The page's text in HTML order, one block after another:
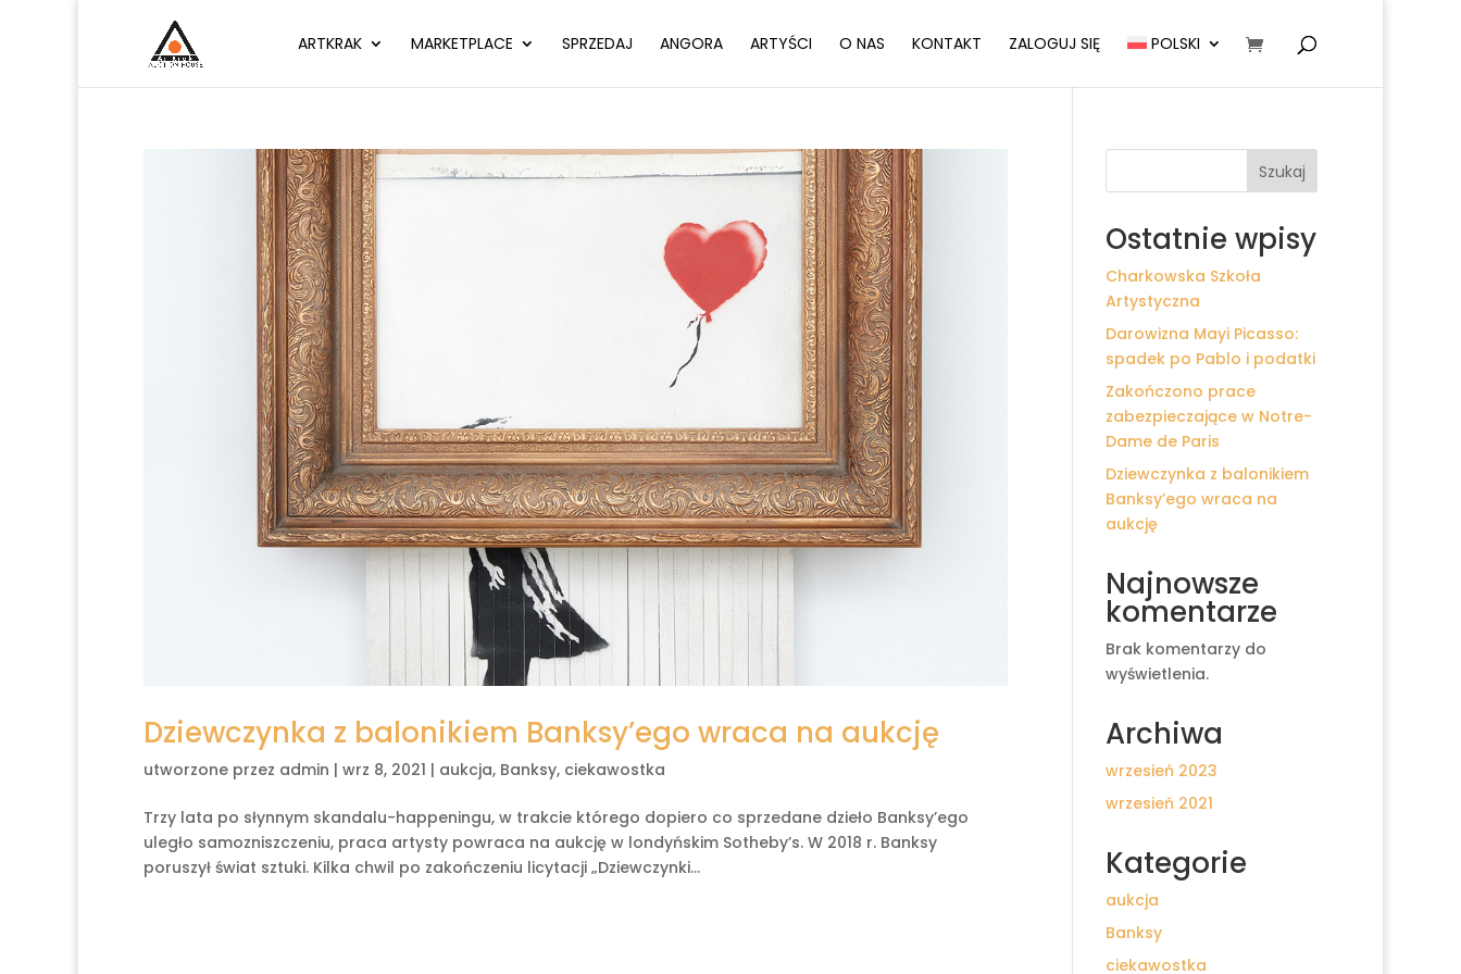
ARTKRAK MARKETPLACE SPRZEDAJ ANGORA ARTYŚCI O NAS KONTAKT ZALOGUJ SIĘ POLSKI
Dziewczynka z balonikiem Banksy’ego wraca na aukcję
utworzone przez admin | wrz 8, 2021 | aukcja, Banksy, ciekawostka
Trzy lata po słynnym skandalu-happeningu, w trakcie którego dopiero co sprzedane dzieło Banksy’ego
uległo samozniszczeniu, praca artysty powraca na aukcję w londyńskim Sotheby’s. W 2018 r. Banksy
poruszył świat sztuki. Kilka chwil po zakończeniu licytacji „Dziewczynki...
Szukaj
Ostatnie wpisy
Charkowska Szkoła
Artystyczna
Darowizna Mayi Picasso:
spadek po Pablo i podatki
Zakończono prace
zabezpieczające w Notre-
Dame de Paris
Dziewczynka z balonikiem
Banksy’ego wraca na
aukcję
Najnowsze
komentarze
Brak komentarzy do
wyświetlenia.
Archiwa
wrzesień 2023
wrzesień 2021
Kategorie
aukcja
Banksy
ciekawostka